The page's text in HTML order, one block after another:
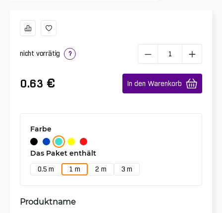
nicht vorrätig ?
0.63 € In den Warenkorb
Farbe
Das Paket enthält
0.5 m 1 m 2 m 3 m
Produktname